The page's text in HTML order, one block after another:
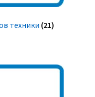
техники (21)